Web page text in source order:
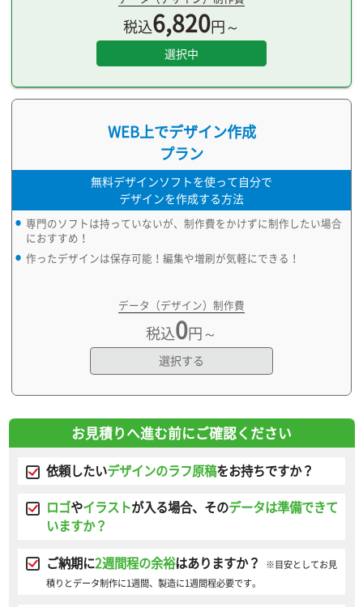
税込6,820円～
選択中
WEB上でデザイン作成
プラン
無料デザインソフトを使って自分で
デザインを作成する方法
専門のソフトは持っていないが、制作費をかけずに制作したい場合
におすすめ！
作ったデザインは保存可能！編集や増刷が気軽にできる！
データ（デザイン）制作費
税込0円～
選択する
お見積りへ進む前にご確認ください
依頼したいデザインのラフ原稿をお持ちですか？
ロゴやイラストが入る場合、そのデータは準備できて
いますか？
ご納期に2週間程の余裕はありますか？
※目安としてお見
積りとデータ制作に1週間、製造に1週間程必要です。